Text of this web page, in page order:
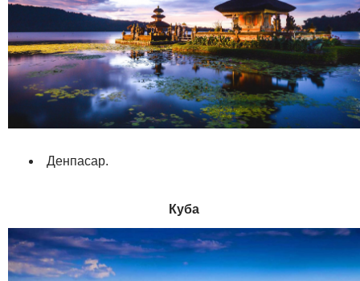
Денпасар.
Куба